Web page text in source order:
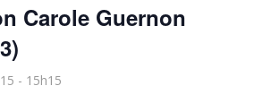
Carole Guernon
- 15h15